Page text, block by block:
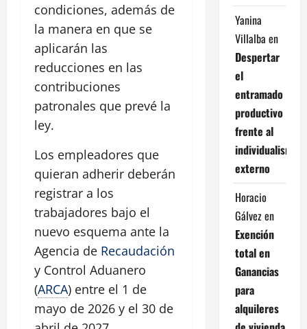
condiciones, además de
la manera en que se
aplicarán las
reducciones en las
contribuciones
patronales que prevé la
ley.
Los empleadores que
quieran adherir deberán
registrar a los
trabajadores bajo el
nuevo esquema ante la
Agencia de Recaudación
y Control Aduanero
(ARCA) entre el 1 de
mayo de 2026 y el 30 de
Yanina
Villalba en
Despertar
el
entramado
productivo
frente al
individualismo
externo
Horacio
Gálvezen
Exención
total en
Ganancias
para
alquileres